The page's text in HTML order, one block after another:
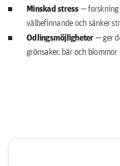
Minskad stress —
välbefinnande och sänker
Odlingsmöjligheter— ger
grönsaker, bär och blommor